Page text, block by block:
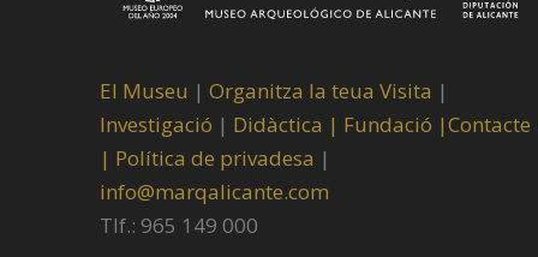
El Museu | Organitza la teua Visita |
Investigació | Didàctica | Fundació |Contacte
| Política de privadesa |
info@marqalicante.com
Tlf.: 965 149 000